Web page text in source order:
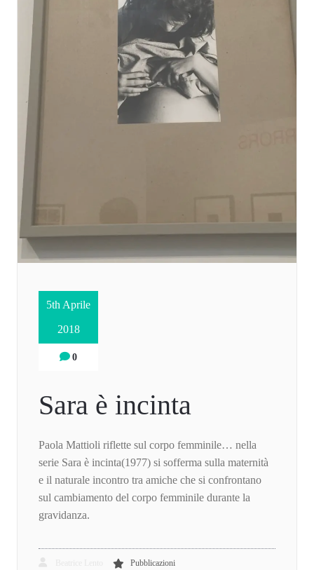
5th Aprile
2018
0
Sara è incinta
Paola Mattioli riflette sul corpo femminile… nella
serie Sara è incinta(1977) si sofferma sulla maternità
e il naturale incontro tra amiche che si confrontano
sul cambiamento del corpo femminile durante la
gravidanza.
Pubblicazioni